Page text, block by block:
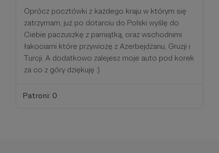
Oprócz pocztówki z każdego kraju w którym się
zatrzymam, już po dotarciu do Polski wyślę do
Ciebie paczuszkę z pamiątką, oraz wschodnimi
łakociami które przywiozę z Azerbejdżanu, Gruzji i
Turcji. A dodatkowo zalejesz moje auto pod korek
za co z góry dziękuję :)
Patroni: 0